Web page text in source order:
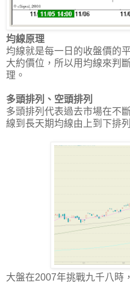
均線原理
均線就是每一日的收盤價的
大約價位，所以用均線來判
理。
多頭排列、空頭排列
多頭排列代表過去市場在不
線到長天期均線由上到下排
大盤在2007年挑戰九千八時